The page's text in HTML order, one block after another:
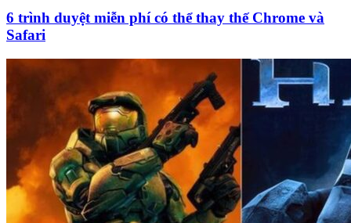
6 trình duyệt miễn phí có thể thay thế Chrome và
Safari